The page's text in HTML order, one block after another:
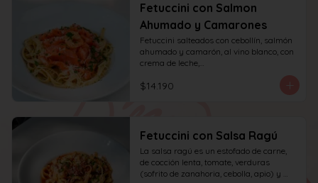
Fetuccini con Salmon
Ahumado y Camarones
Fetuccini salteados con cebollín, salmón
ahumado y camarón, al vino blanco, con
crema de leche,
$14.190
Fetuccini con Salsa Ragú
La salsa ragú es un estofado de carne,
de cocción lenta, tomate, verduras
(sofrito de zanahoria, cebolla, apio) y